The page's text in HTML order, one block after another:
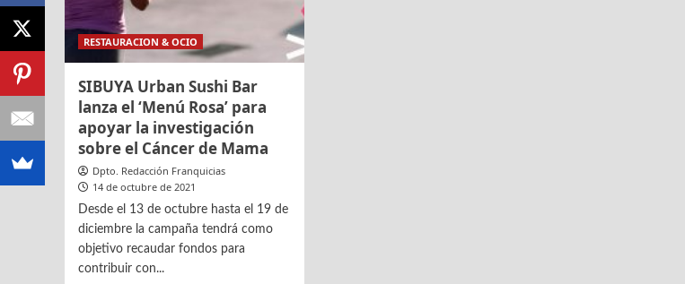
RESTAURACION & OCIO
SIBUYA Urban Sushi Bar
lanza el ‘Menú Rosa’ para
apoyar la investigación
sobre el Cáncer de Mama
Dpto. Redacción Franquicias
14 de octubre de 2021
Desde el 13 de octubre hasta el 19 de
diciembre la campaña tendrá como
objetivo recaudar fondos para
contribuir con...